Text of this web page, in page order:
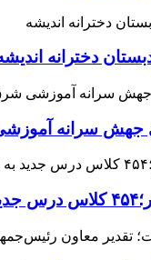
دخترانه
شرق استان/